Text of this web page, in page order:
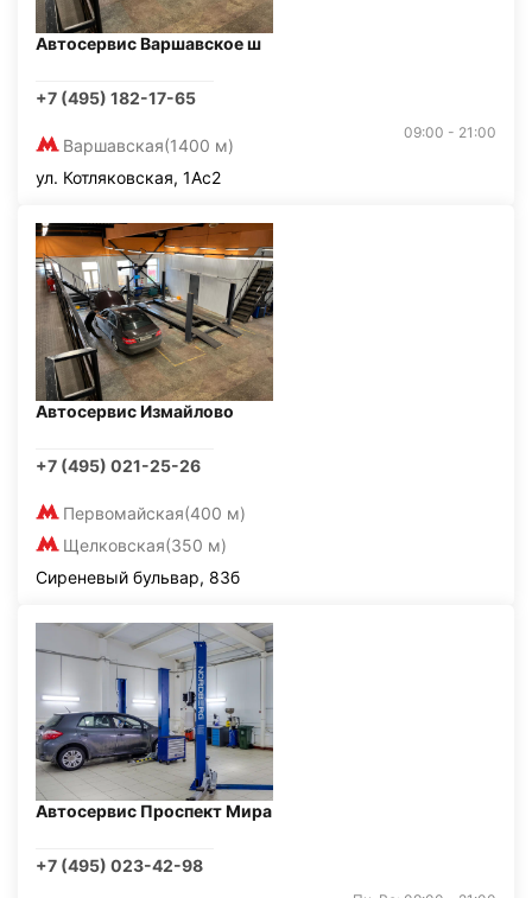
Автосервис Варшавское ш
+7 (495) 182-17-65
Варшавская(1400 м)
09:00 - 21:00
ул. Котляковская, 1Ас2
Автосервис Измайлово
+7 (495) 021-25-26
Первомайская(400 м)
Щелковская(350 м)
Сиреневый бульвар, 83б
Автосервис Проспект Мира
+7 (495) 023-42-98